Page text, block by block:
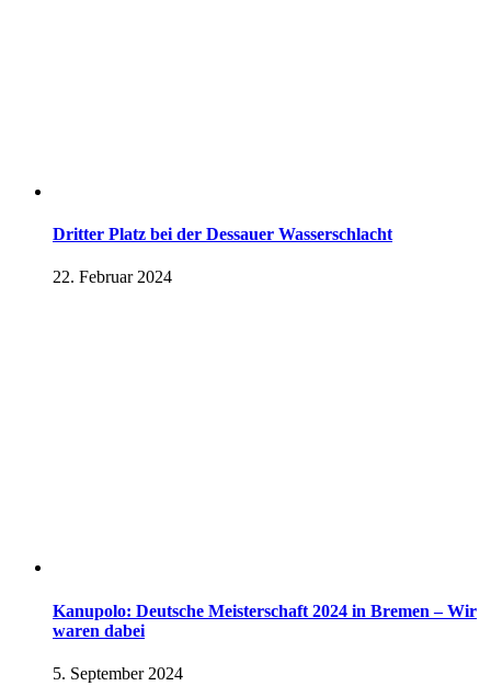
Dritter Platz bei der Dessauer Wasserschlacht
22. Februar 2024
Kanupolo: Deutsche Meisterschaft 2024 in Bremen – Wir
waren dabei
5. September 2024